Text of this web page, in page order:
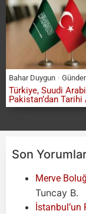
Bahar Duygun
Türkiye, Suudi
Pakistan’dan
Son
Merve
Tuncay B.
İstanbul’un